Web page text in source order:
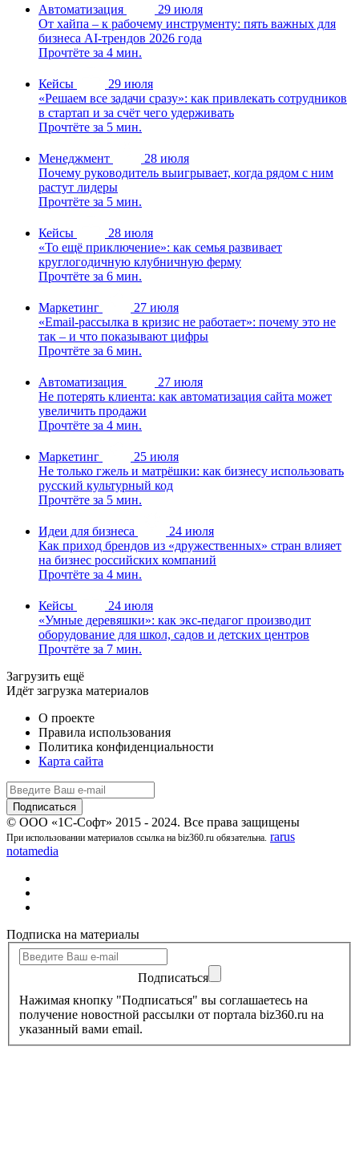
Автоматизация
29 июля
От хайпа – к рабочему инструменту: пять важных для
бизнеса AI-трендов 2026 года
Прочтёте за 4 мин.
Кейсы
29 июля
«Решаем все задачи сразу»: как привлекать сотрудников
в стартап и за счёт чего удерживать
Прочтёте за 5 мин.
Менеджмент
28 июля
Почему руководитель выигрывает, когда рядом с ним
растут лидеры
Прочтёте за 5 мин.
Кейсы
28 июля
«То ещё приключение»: как семья развивает
круглогодичную клубничную ферму
Прочтёте за 6 мин.
Маркетинг
27 июля
«Email-рассылка в кризис не работает»: почему это не
так – и что показывают цифры
Прочтёте за 6 мин.
Автоматизация
27 июля
Не потерять клиента: как автоматизация сайта может
увеличить продажи
Прочтёте за 4 мин.
Маркетинг
25 июля
Не только гжель и матрёшки: как бизнесу использовать
русский культурный код
Прочтёте за 5 мин.
Идеи для бизнеса
24 июля
Как приход брендов из «дружественных» стран влияет
на бизнес российских компаний
Прочтёте за 4 мин.
Кейсы
24 июля
«Умные деревяшки»: как экс-педагог производит
оборудование для школ, садов и детских центров
Прочтёте за 7 мин.
Загрузить ещё
Идёт загрузка материалов
О проекте
Правила использования
Политика конфиденциальности
Карта сайта
© ООО «1С-Софт» 2015 - 2024. Все права защищены
При использовании материалов ссылка на biz360.ru обязательна. rarus
notamedia
Подписка на материалы
Подписаться
Нажимая кнопку "Подписаться" вы соглашаетесь на
получение новостной рассылки от портала biz360.ru на
указанный вами email.